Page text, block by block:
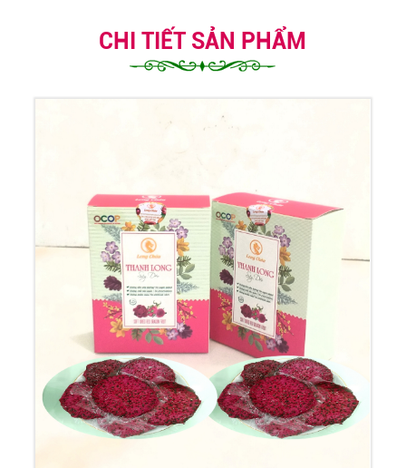
CHI TIẾT SẢN PHẨM